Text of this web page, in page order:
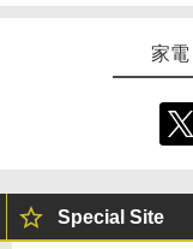
家電
Special Site